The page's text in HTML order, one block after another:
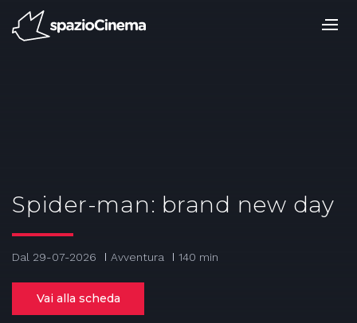
Spider-man: brand new day
Dal 29-07-2026 Avventura 140 min
Vai alla scheda